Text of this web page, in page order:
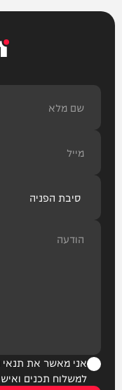
אני מאשר את תנאי
למשלוח תכנים